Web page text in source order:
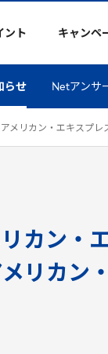
ント キャンペ
らせ Netアンサ
メリカン・エキスプ
カン・
リカン